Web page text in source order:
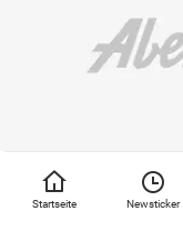
Startseite Newsticker